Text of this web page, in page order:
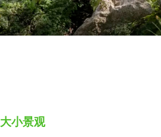
大小景观